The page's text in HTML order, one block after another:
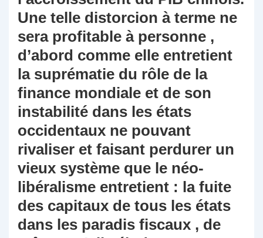
Une telle distorcion à terme ne
sera profitable à personne ,
d’abord comme elle entretient
la suprématie du rôle de la
finance mondiale et de son
instabilité dans les états
occidentaux ne pouvant
rivaliser et faisant perdurer un
vieux système que le néo-
libéralisme entretient : la fuite
des capitaux de tous les états
dans les paradis fiscaux , de